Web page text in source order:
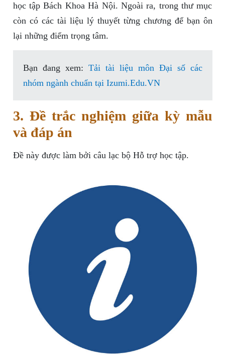
học tập Bách Khoa Hà Nội. Ngoài ra, trong thư mục
còn có các tài liệu lý thuyết từng chương để bạn ôn
lại những điểm trọng tâm.
Bạn đang xem: Tải tài liệu môn Đại số các
nhóm ngành chuẩn tại Izumi.Edu.VN
3. Đề trắc nghiệm giữa kỳ mẫu
và đáp án
Đề này được làm bởi câu lạc bộ Hỗ trợ học tập.